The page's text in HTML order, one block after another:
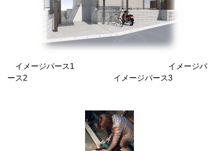
イメージパース1 イメージパ
ース2 イメージパース3